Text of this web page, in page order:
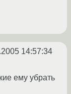
14:57:34
ему убрать